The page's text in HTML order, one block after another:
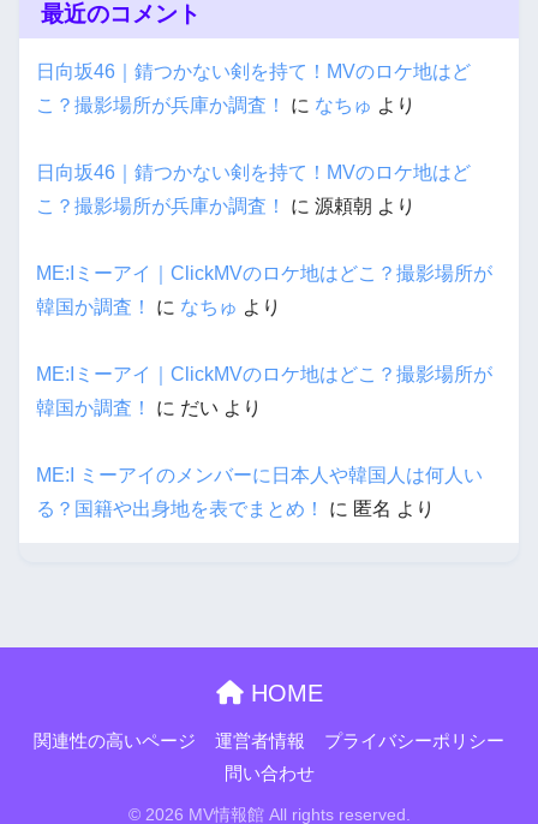
最近のコメント
日向坂46｜錆つかない剣を持て！MVのロケ地はど
こ？撮影場所が兵庫か調査！
に なちゅ より
日向坂46｜錆つかない剣を持て！MVのロケ地はど
こ？撮影場所が兵庫か調査！
に 源頼朝 より
ME:Iミーアイ｜ClickMVのロケ地はどこ？撮影場所が
韓国か調査！
に なちゅ より
ME:Iミーアイ｜ClickMVのロケ地はどこ？撮影場所が
韓国か調査！
に だい より
ME:I ミーアイのメンバーに日本人や韓国人は何人い
る？国籍や出身地を表でまとめ！
に 匿名 より
HOME
関連性の高いページ 運営者情報
プライバシーポリシー
問い合わせ
© 2026 MV情報館 All rights reserved.